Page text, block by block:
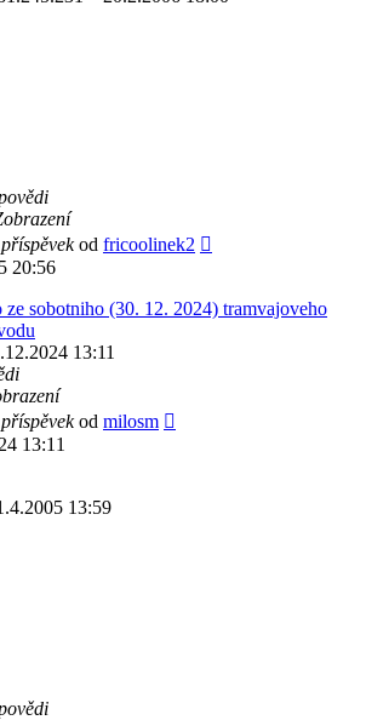
od fricoolinek2
20:56
ze sobotniho (30. 12. 2024) tramvajoveho
13:11
od milosm
13:11
13:59